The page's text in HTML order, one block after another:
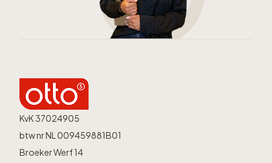
KvK 37024905
btw nr NL 009459881B01
Broeker Werf 14